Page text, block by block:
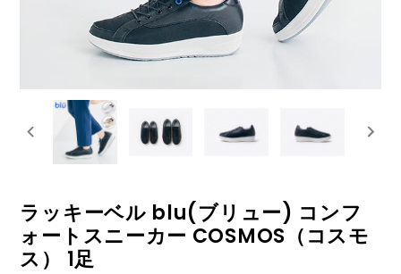
ラッキーベル blu(ブリュー) コンフ
ォートスニーカー COSMOS（コスモ
ス） 1足